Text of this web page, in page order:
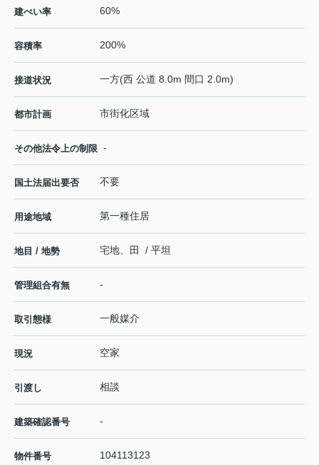
建ぺい率 60%
容積率 200%
接道状況 一方(西 公道 8.0m 間口 2.0m)
都市計画 市街化区域
その他法令上の制限 -
国土法届出要否 不要
用途地域 第一種住居
地目 / 地勢 宅地、田 / 平坦
管理組合有無 -
取引態様 一般媒介
現況 空家
引渡し 相談
建築確認番号 -
物件番号 104113123